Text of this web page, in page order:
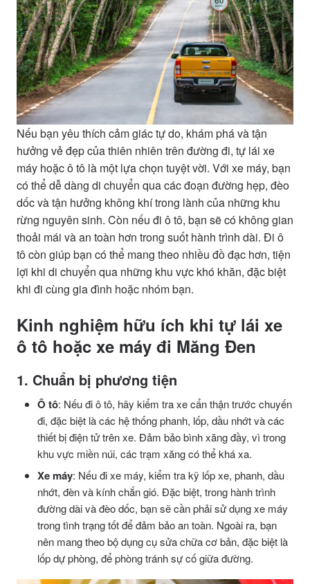
Nếu bạn yêu thích cảm giác tự do, khám phá và tận
hưởng vẻ đẹp của thiên nhiên trên đường đi, tự lái xe
máy hoặc ô tô là một lựa chọn tuyệt vời. Với xe máy, bạn
có thể dễ dàng di chuyển qua các đoạn đường hẹp, đèo
dốc và tận hưởng không khí trong lành của những khu
rừng nguyên sinh. Còn nếu đi ô tô, bạn sẽ có không gian
thoải mái và an toàn hơn trong suốt hành trình dài. Đi ô
tô còn giúp bạn có thể mang theo nhiều đồ đạc hơn, tiện
lợi khi di chuyển qua những khu vực khó khăn, đặc biệt
khi đi cùng gia đình hoặc nhóm bạn.
Kinh nghiệm hữu ích khi tự lái xe
ô tô hoặc xe máy đi Măng Đen
1. Chuẩn bị phương tiện
Ô tô: Nếu đi ô tô, hãy kiểm tra xe cẩn thận trước chuyến
đi, đặc biệt là các hệ thống phanh, lốp, dầu nhớt và các
thiết bị điện tử trên xe. Đảm bảo bình xăng đầy, vì trong
khu vực miền núi, các trạm xăng có thể khá xa.
Xe máy: Nếu đi xe máy, kiểm tra kỹ lốp xe, phanh, dầu
nhớt, đèn và kính chắn gió. Đặc biệt, trong hành trình
đường dài và đèo dốc, bạn sẽ cần phải sử dụng xe máy
trong tình trạng tốt để đảm bảo an toàn. Ngoài ra, bạn
nên mang theo bộ dụng cụ sửa chữa cơ bản, đặc biệt là
lốp dự phòng, để phòng tránh sự cố giữa đường.